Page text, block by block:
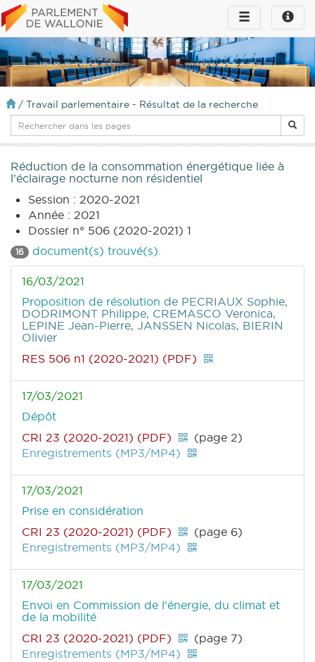
Toggle
infos
Toggle
navigation
/ Travail parlementaire - Résultat de la recherche
Réduction de la consommation énergétique liée à
l'éclairage nocturne non résidentiel
Session : 2020-2021
Année : 2021
Dossier n° 506 (2020-2021) 1
16 document(s) trouvé(s).
16/03/2021
Proposition de résolution de PECRIAUX Sophie,
DODRIMONT Philippe, CREMASCO Veronica,
LEPINE Jean-Pierre, JANSSEN Nicolas, BIERIN
Olivier
RES 506 n1 (2020-2021) (PDF)
17/03/2021
Dépôt
CRI 23 (2020-2021) (PDF)
(page 2)
Enregistrements (MP3/MP4)
17/03/2021
Prise en considération
CRI 23 (2020-2021) (PDF)
(page 6)
Enregistrements (MP3/MP4)
17/03/2021
Envoi en Commission de l'énergie, du climat et
de la mobilité
CRI 23 (2020-2021) (PDF)
(page 7)
Enregistrements (MP3/MP4)